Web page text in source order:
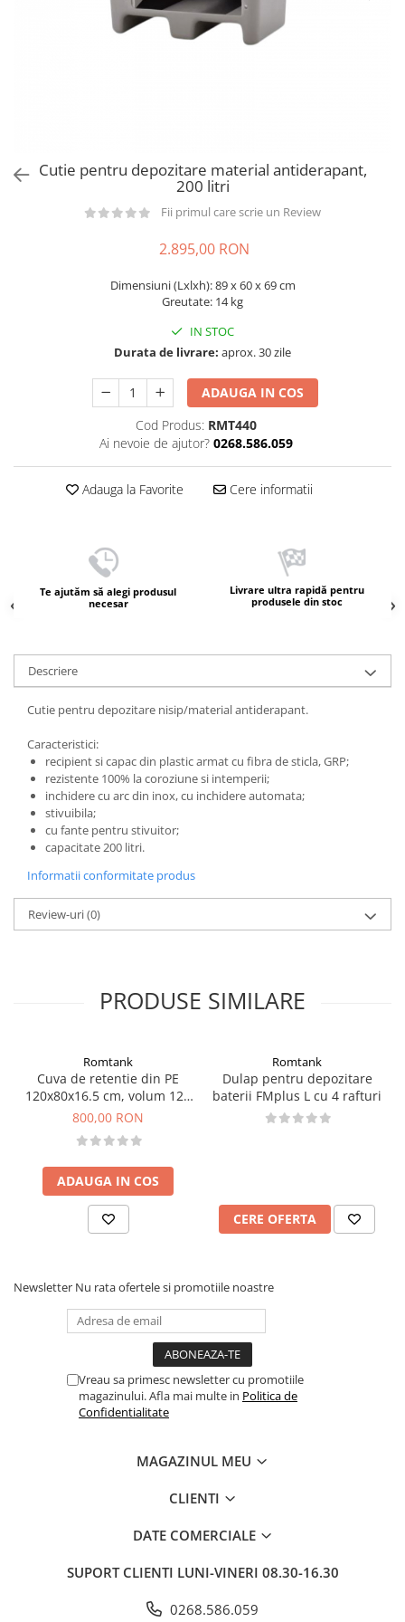
Rezervoare stationare supraterane
Cutie pentru depozitare material antiderapant,
200 litri
Fii primul care scrie un Review
2.895,00 RON
Dimensiuni (Lxlxh): 89 x 60 x 69 cm
Greutate: 14 kg
IN STOC
Durata de livrare: aprox. 30 zile
ADAUGA IN COS
Cod Produs: RMT440
Ai nevoie de ajutor? 0268.586.059
Adauga la Favorite Cere informatii
Te ajutăm să alegi produsul
necesar
Livrare ultra rapidă pentru
produsele din stoc
Descriere
Cutie pentru depozitare nisip/material antiderapant.
Caracteristici:
recipient si capac din plastic armat cu fibra de sticla, GRP;
rezistente 100% la coroziune si intemperii;
inchidere cu arc din inox, cu inchidere automata;
stivuibila;
cu fante pentru stivuitor;
capacitate 200 litri.
Informatii conformitate produs
Review-uri(0)
PRODUSE SIMILARE
Romtank
Cuva de retentie din PE
120x80x16.5 cm, volum 120
l
800,00 RON
ADAUGA IN COS
Romtank
Dulap pentru depozitare
baterii FMplus L cu 4 rafturi
CERE OFERTA
Newsletter Nu rata ofertele si promotiile noastre
Vreau sa primesc newsletter cu promotiile
magazinului. Afla mai multe in Politica de
Confidentialitate
MAGAZINUL MEU
CLIENTI
DATE COMERCIALE
SUPORT CLIENTI LUNI-VINERI 08.30-16.30
0268.586.059